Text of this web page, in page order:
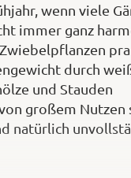
wenn viele
immer ganz
durch
und Stauden
großem Nutzen
natürlich